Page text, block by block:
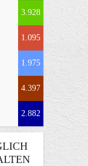
3.928
1.095
1.975
4.397
2.882